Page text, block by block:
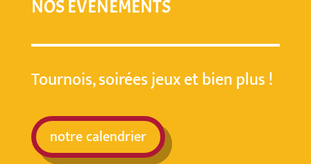
NOS ÉVÉNEMENTS
Tournois, soirées jeux et bien plus !
notre calendrier